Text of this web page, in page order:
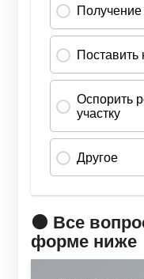
🟠 Все
форме ниже